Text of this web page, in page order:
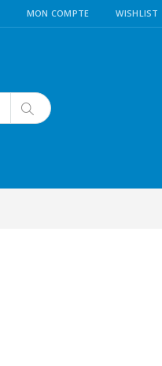
MON COMPTE WISHLIST